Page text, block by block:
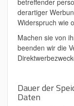
betreffender
derartiger
Widerspruch wie
Machen sie von
beenden wir die
Dauer der
Daten